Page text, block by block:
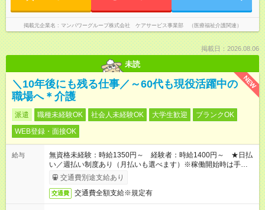
掲載元企業名 マンパワーグループ株式会社 ケアサービス事業部 （医療福祉介護関連）
掲載日：2026.08.06
未読
NEW
＼10年後にも残る仕事／～60代も現役活躍中の
職場へ＊介護
派遣 職種未経験OK 社会人未経験OK 大学生歓迎
ブランクOK
WEB登録・面接OK
給与
無資格未経験：時給1350円～ 経験者：時給1400円～ ★日払
い／週払い制度あり（月払いも選べます）※稼働開始時は手続き
完了次第のお支払いとなります。
交通費別途支給あり
交通費 交通費全額支給※規定有